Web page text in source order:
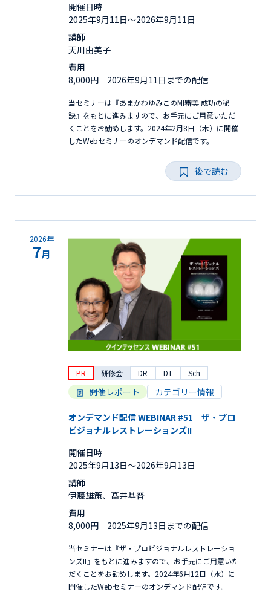
開催日時
2025年9月11日〜2026年9月11日
講師
天川由美子
費用
8,000円 2026年9月11日までの配信
当セミナーは『あまかわゆみこのMI審美 成功の秘
訣』をもとに進みますので、お手元にご用意いただ
くことをお勧めします。2024年2月8日（木）に開催
したWebセミナーのオンデマンド配信です。
後で読む
2026年
7月
PR 研修会 DR DT Sch
開催レポート カテゴリー情報
オンデマンド配信 WEBINAR #51 ザ・プロ
ビジョナルレストレーションズII
開催日時
2025年9月13日〜2026年9月13日
講師
伊藤雄策、髙井基普
費用
8,000円 2025年9月13日までの配信
当セミナーは『ザ・プロビジョナルレストレーショ
ンズII』をもとに進みますので、お手元にご用意いた
だくことをお勧めします。2024年6月12日（水）に
開催したWebセミナーのオンデマンド配信です。